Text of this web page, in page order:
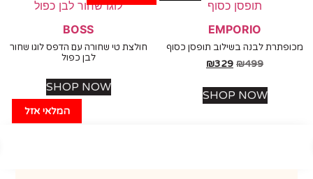
EMPORIO
לבנה בשילוב תופסן כסוף
₪
₪329
SHOP NOW
המלאי אזל
BOSS
חולצת טי שחורה עם הדפס לוגו שחור
לבן כפול
SHOP NOW